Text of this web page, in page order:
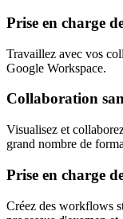
Prise en charge
Travaillez avec vos
Google Workspace.
Collaboration
Visualisez et
grand nombre de
Prise en charge
Créez des workflows